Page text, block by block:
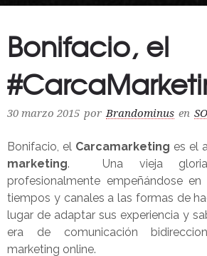
Bonifacio, el
30 marzo 2015 por Brandominus en
Bonifacio, el Carcamarketing es el
marketing. Una vieja gloria
profesionalmente empeñándose
tiempos y canales a las formas de
lugar de adaptar sus experiencia y
era de comunicación
marketing online.